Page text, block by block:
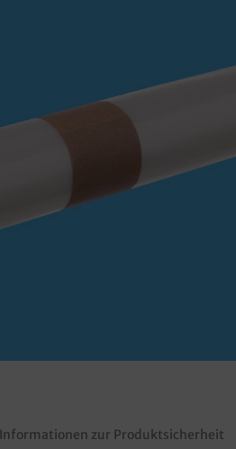
Informationen zur Produktsicherheit